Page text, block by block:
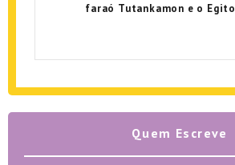
faraó Tutankamon e o
Quem Escreve